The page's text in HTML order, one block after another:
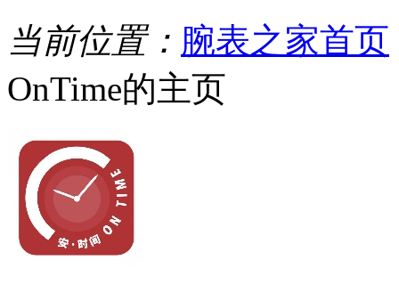
当前位置： 腕表之家首页
OnTime的主页